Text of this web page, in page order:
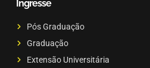
Ingresse
Pós Graduação
Graduação
Extensão Universitária